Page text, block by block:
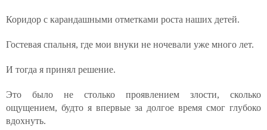
Коридор с карандашными отметками роста наших детей.
Гостевая спальня, где мои внуки не ночевали уже много лет.
И тогда я принял решение.
Это было не столько проявлением злости, сколько
ощущением, будто я впервые за долгое время смог глубоко
вдохнуть.